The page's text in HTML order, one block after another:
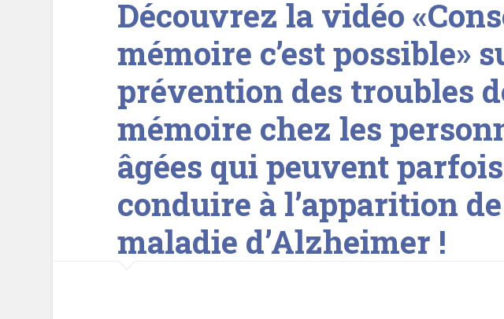
Découvrez la vidéo
mémoire c’est possible»
prévention des troubles
mémoire chez les
âgées qui peuvent parfois
conduire à l’apparition
maladie d’Alzheimer !